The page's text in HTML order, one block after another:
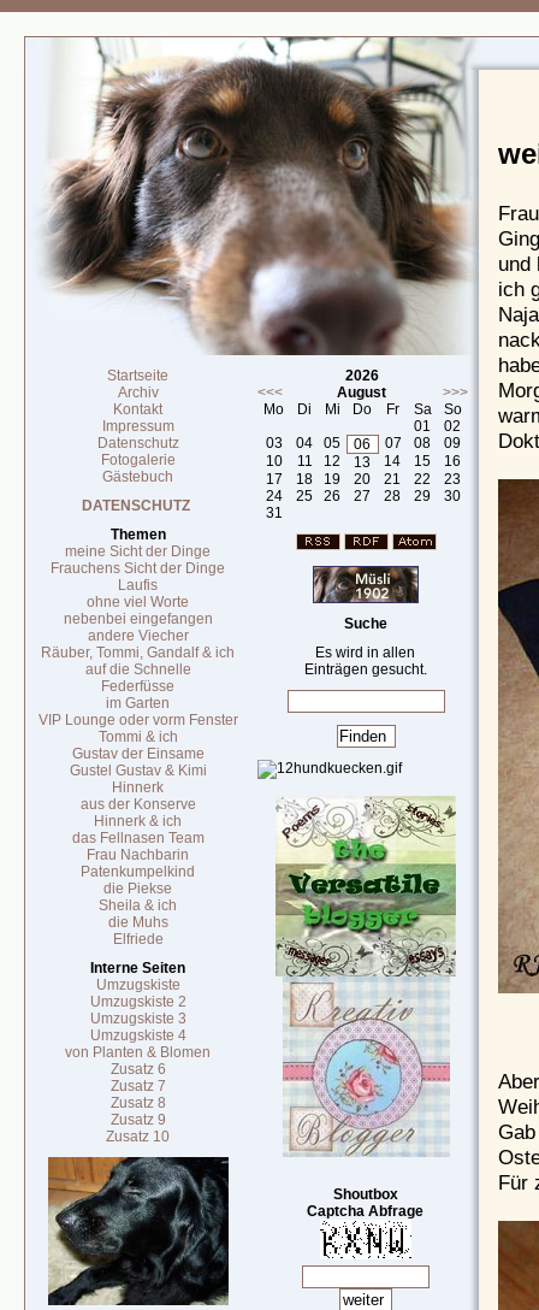
Startseite
Archiv
Kontakt
Impressum
Datenschutz
Fotogalerie
Gästebuch
DATENSCHUTZ
Themen
meine Sicht der Dinge
Frauchens Sicht der Dinge
Laufis
ohne viel Worte
nebenbei eingefangen
andere Viecher
Räuber, Tommi, Gandalf & ich
auf die Schnelle
Federfüsse
im Garten
VIP Lounge oder vorm Fenster
Tommi & ich
Gustav der Einsame
Gustel Gustav & Kimi
Hinnerk
aus der Konserve
Hinnerk & ich
das Fellnasen Team
Frau Nachbarin
Patenkumpelkind
die Piekse
Sheila & ich
die Muhs
Elfriede
Interne Seiten
Umzugskiste
Umzugskiste 2
Umzugskiste 3
Umzugskiste 4
von Planten & Blomen
Zusatz 6
Zusatz 7
Zusatz 8
Zusatz 9
Zusatz 10
2026
<<<
August
>>>
Mo
Di Mi Do Fr Sa
So
01
02
03
04 05 06 07 08
09
10
11 12 13 14 15
16
17
18 19 20 21 22
23
24
25 26 27 28 29
30
31
Suche
Es wird in allen
Einträgen gesucht.
Shoutbox
Captcha Abfrage
und
ich
Für